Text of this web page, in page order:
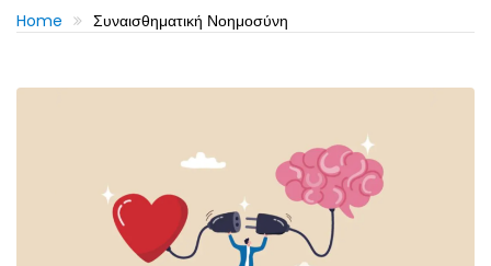
Home Συναισθηματική Νοημοσύνη